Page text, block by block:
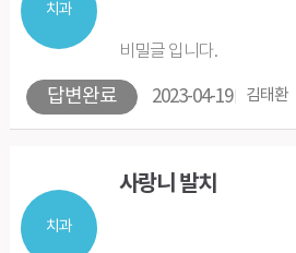
치과
답변완료
비밀글 입니다.
2023-04-19 김태환
치과
사랑니 발치